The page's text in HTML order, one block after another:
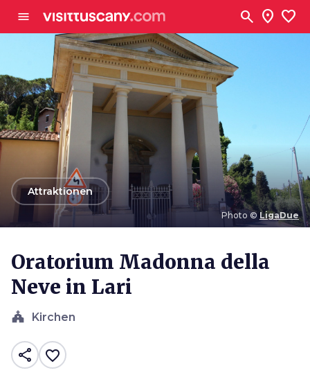
menu search location_on favorite
Photo © LigaDue
arrow_backAttraktionen
Oratorium Madonna della
Neve in Lari
church Kirchen
share favorite_border